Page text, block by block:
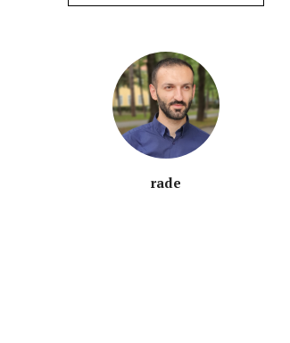
rade